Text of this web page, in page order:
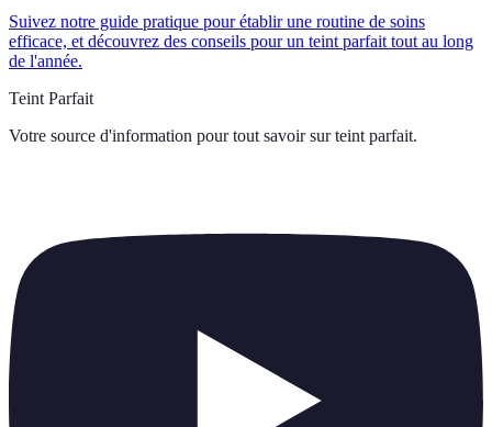
Suivez notre guide pratique pour établir une routine de soins
efficace, et découvrez des conseils pour un teint parfait tout au long
de l'année.
Teint Parfait
Votre source d'information pour tout savoir sur teint parfait.